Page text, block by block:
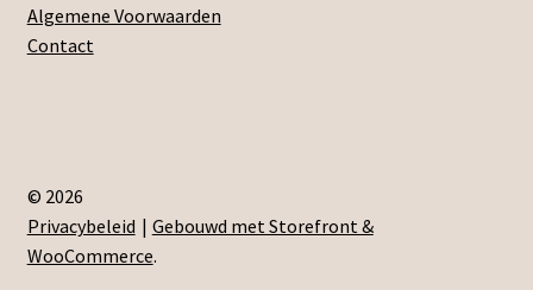
Algemene Voorwaarden
Contact
© 2026
Privacybeleid
Gebouwd met Storefront &
WooCommerce.